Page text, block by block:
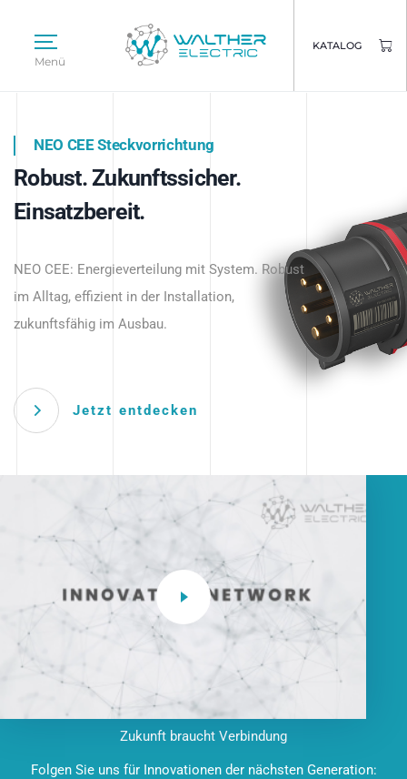
Menü
KATALOG
Intelligente Stromverteilung
beginnt hier.
NEO CEE Steckvorrichtung
Robust. Zukunftssicher.
Einsatzbereit.
NEO CEE: Energieverteilung mit System. Robust
im Alltag, effizient in der Installation,
zukunftsfähig im Ausbau.
Jetzt entdecken
Intelligenz trifft Energie.
Anwendungen – robust, IP-geschützt und
zukunftsfähig.
Zukunft braucht Verbindung
Folgen Sie uns für Innovationen der nächsten Generation: